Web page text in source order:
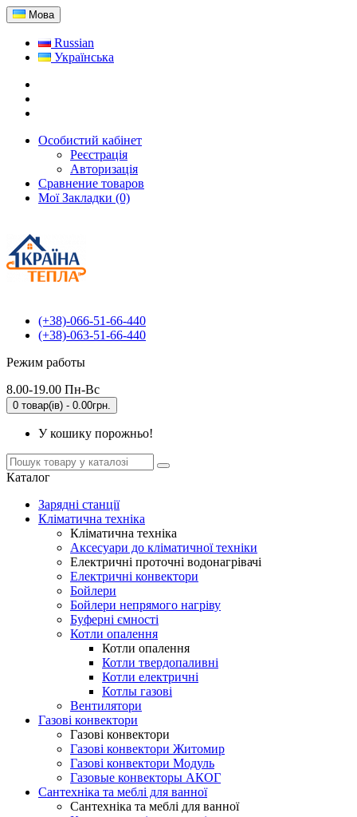
Мова
Russian
Українська
Особистий кабінет
Реєстрація
Авторизація
Сравнение товаров
Мої Закладки (0)
(+38)-066-51-66-440
(+38)-063-51-66-440
Режим работы
8.00-19.00 Пн-Вс
0 товар(ів) - 0.00грн.
У кошику порожньо!
Каталог
Зарядні станції
Кліматична техніка
Кліматична техніка
Аксесуари до кліматичної техніки
Електричні проточні водонагрівачі
Електричні конвектори
Бойлери
Бойлери непрямого нагріву
Буферні ємності
Котли опалення
Котли опалення
Котли твердопаливні
Котли електричні
Котлы газові
Вентилятори
Газові конвектори
Газові конвектори
Газові конвектори Житомир
Газові конвектори Модуль
Газовые конвекторы АКОГ
Сантехніка та меблі для ванної
Сантехніка та меблі для ванної